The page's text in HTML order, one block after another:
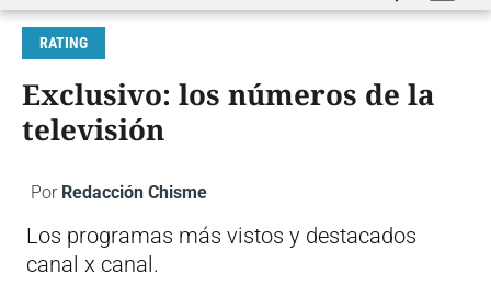
RATING
Exclusivo: los números de la
televisión
Por Redacción Chisme
Los programas más vistos y destacados
canal x canal.